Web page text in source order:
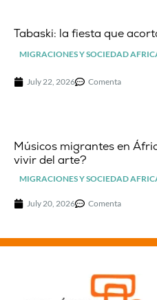
Tabaski: la fiesta que
MIGRACIONES Y SOCIEDAD
July 22, 2026 Comenta
Músicos migrantes en
vivir del arte?
MIGRACIONES Y SOCIEDAD
July 20, 2026 Comenta